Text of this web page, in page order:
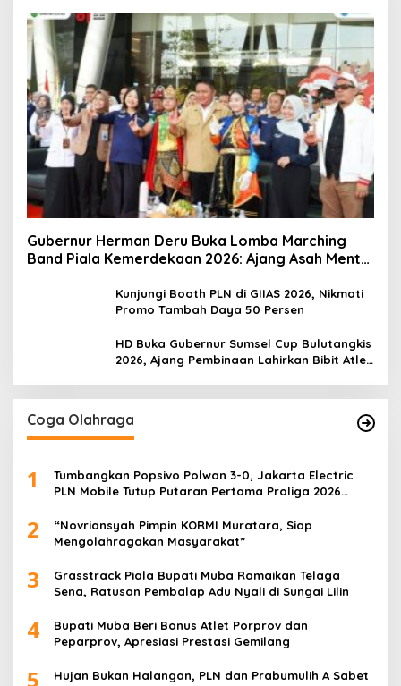
Gubernur Herman Deru Buka Lomba Marching
Band Piala Kemerdekaan 2026: Ajang Asah Mental
Kunjungi Booth PLN di GIIAS 2026, Nikmati
Promo Tambah Daya 50 Persen
HD Buka Gubernur Sumsel Cup Bulutangkis
2026, Ajang Pembinaan Lahirkan Bibit Atlet
Coga Olahraga
1
Tumbangkan Popsivo Polwan 3-0, Jakarta Electric
PLN Mobile Tutup Putaran Pertama Proliga 2026
2
“Novriansyah Pimpin KORMI Muratara, Siap
Mengolahragakan Masyarakat”
3
Grasstrack Piala Bupati Muba Ramaikan Telaga
Sena, Ratusan Pembalap Adu Nyali di Sungai Lilin
4
Bupati Muba Beri Bonus Atlet Porprov dan
Peparprov, Apresiasi Prestasi Gemilang
5
Hujan Bukan Halangan, PLN dan Prabumulih A Sabet